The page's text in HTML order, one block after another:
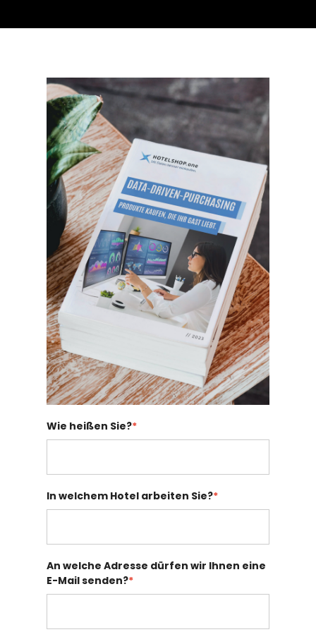
Wie heißen Sie?*
In welchem Hotel arbeiten Sie?*
An welche Adresse dürfen wir Ihnen eine
E-Mail senden?*